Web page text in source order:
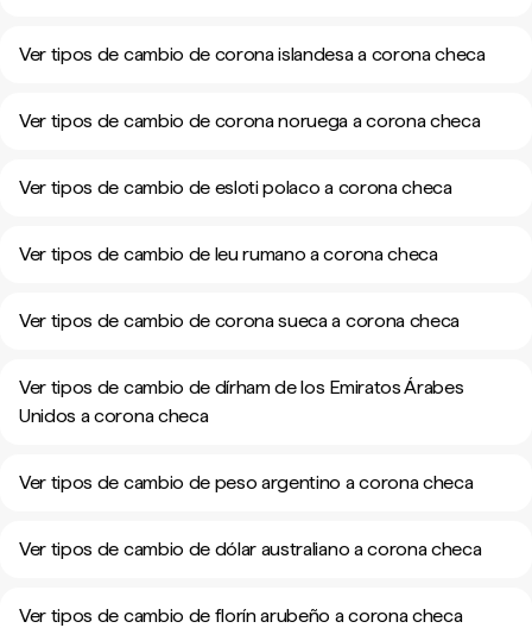
Ver tipos de cambio de corona islandesa a corona checa
Ver tipos de cambio de corona noruega a corona checa
Ver tipos de cambio de esloti polaco a corona checa
Ver tipos de cambio de leu rumano a corona checa
Ver tipos de cambio de corona sueca a corona checa
Ver tipos de cambio de dírham de los Emiratos Árabes
Unidos a corona checa
Ver tipos de cambio de peso argentino a corona checa
Ver tipos de cambio de dólar australiano a corona checa
Ver tipos de cambio de florín arubeño a corona checa